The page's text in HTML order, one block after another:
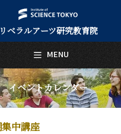
リベラルアーツ研究教育院
イベントカレンダー
中講座
MENU
English
究教育院について